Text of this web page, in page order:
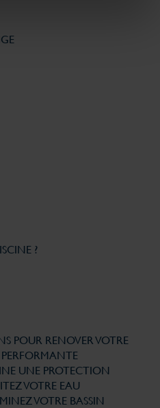
?
POUR RENOVER VOTRE
UNE PROTECTION
VOTRE EAU
VOTRE BASSIN